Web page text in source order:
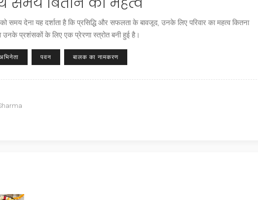
समय देना यह दर्शाता है कि प्रसिद्धि और सफलता के बावजूद, उनके लिए परिवार का महत्व कितना
उनके प्रशंसकों के लिए एक प्रेरणा स्त्रोत बनी हुई है।
पवन बालक का नामकरण